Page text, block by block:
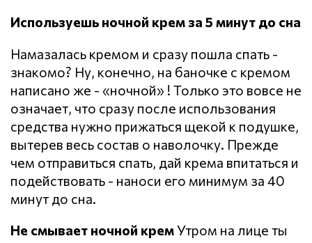
Используешь ночной крем за 5 минут до сна
Намазалась кремом и сразу пошла спать -
знакомо? Ну, конечно, на баночке с кремом
написано же - «ночной» ! Только это вовсе не
означает, что сразу после использования
средства нужно прижаться щекой к подушке,
вытерев весь состав о наволочку. Прежде
чем отправиться спать, дай крема впитаться и
подействовать - наноси его минимум за 40
минут до сна.
Не смывает ночной кремУтром на лице ты